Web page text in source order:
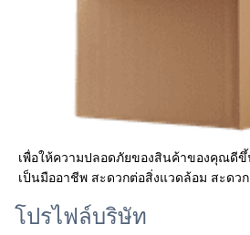
เพื่อให้ความปลอดภัยของสินค้าของคุณดี
เป็นมืออาชีพ สะดวกต่อสิ่งแวดล้อม สะดว
โปรไฟล์บริษัท